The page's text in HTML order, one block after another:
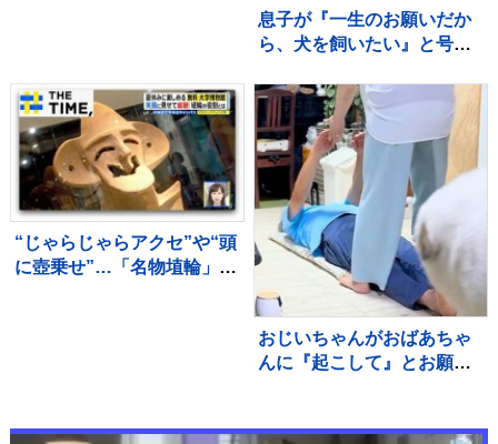
息子が『一生のお願いだか
ら、犬を飼いたい』と号泣
思わず感動する『成長記
録』が255万再生「素敵」
「愛溢れてる」
“じゃらじゃらアクセ”や“頭
に壺乗せ”…「名物埴輪」を
おじいちゃんがおばあちゃ
んに『起こして』とお願い
万再生「手加減なしで草」